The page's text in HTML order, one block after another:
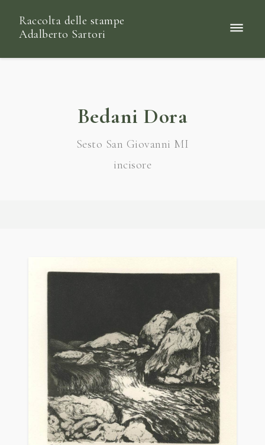
Raccolta delle stampe
Adalberto Sartori
Bedani Dora
Sesto San Giovanni MI
incisore